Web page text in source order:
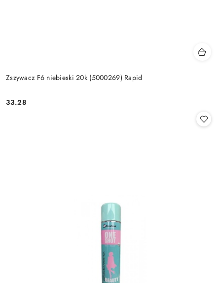
Zszywacz F6 niebieski 20k (5000269) Rapid
Cena:
33.28